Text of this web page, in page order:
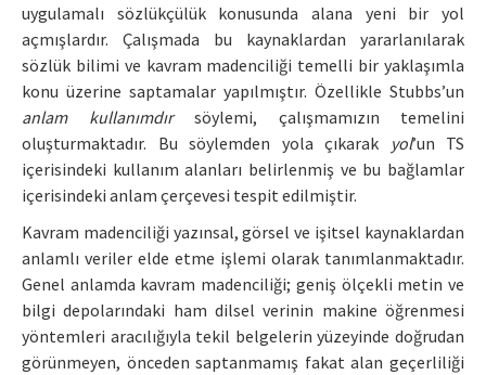
uygulamalı sözlükçülük konusunda alana yeni bir yol
açmışlardır. Çalışmada bu kaynaklardan yararlanılarak
sözlük bilimi ve kavram madenciliği temelli bir yaklaşımla
konu üzerine saptamalar yapılmıştır. Özellikle Stubbs’un
anlam kullanımdırsöylemi, çalışmamızın temelini
oluşturmaktadır. Bu söylemden yola çıkarak
yol’un TS
içerisindeki kullanım alanları belirlenmiş ve bu bağlamlar
içerisindeki anlam çerçevesi tespit edilmiştir.
Kavram madenciliği yazınsal, görsel ve işitsel kaynaklardan
anlamlı veriler elde etme işlemi olarak tanımlanmaktadır.
Genel anlamda kavram madenciliği; geniş ölçekli metin ve
bilgi depolarındaki ham dilsel verinin makine öğrenmesi
yöntemleri aracılığıyla tekil belgelerin yüzeyinde doğrudan
görünmeyen, önceden saptanmamış fakat alan geçerliliği